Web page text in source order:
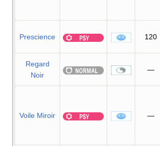
Prescience 120
Regard
Noir
—
Voile Miroir —